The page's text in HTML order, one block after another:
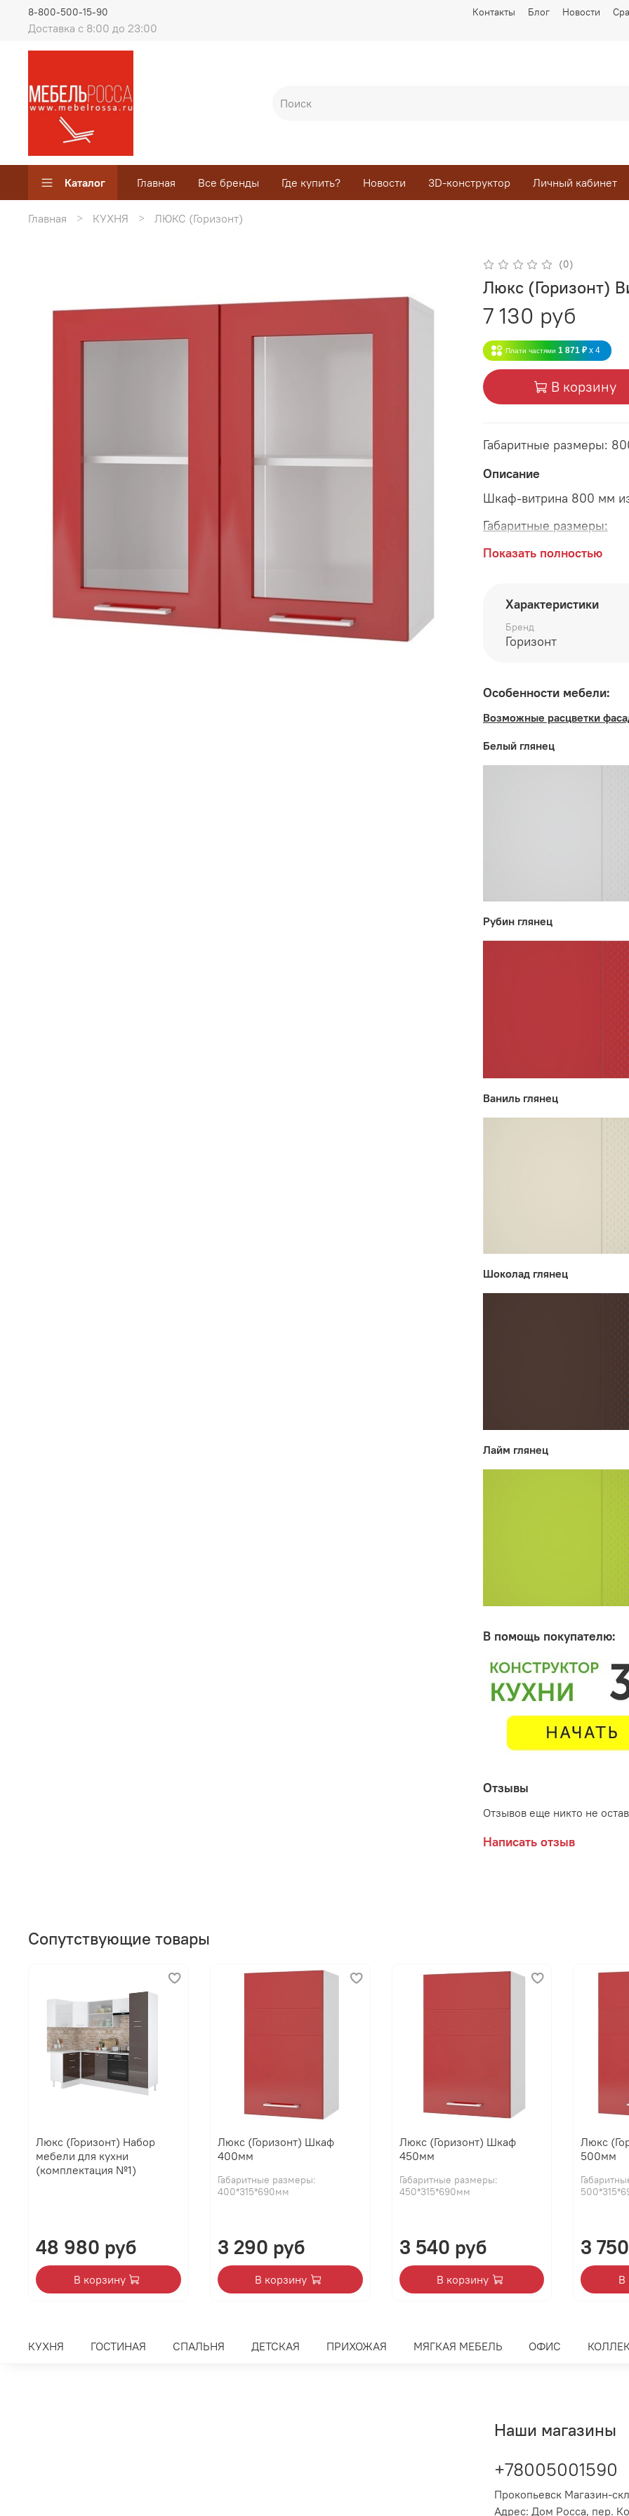
Контакты Блог Новости
Доставка с 8:00 до 23:00
8-800-500-15-90
Каталог Главная Все бренды Где купить? Новости 3D-конструктор Личный кабинет
Главная КУХНЯ ЛЮКС (Горизонт)
(0)
Люкс (Горизонт)
7 130 руб
Плати частями 1 871 ₽ x 4
В корзину
Габаритные размеры:
Описание
Шкаф-витрина 800 мм
Габаритные размеры:
длина 800 мм
высота 690 мм
Возможные расцветки
глянец, Шоколад
Производитель:
Мебельная фабрика
Показать полностью
Характеристики
Бренд
Горизонт
Особенности мебели:
Возможные расцветки
Белый глянец
Рубин глянец
Ваниль глянец
Шоколад глянец
Лайм глянец
В помощь покупателю:
Отзывы
Отзывов еще никто не
Написать отзыв
Сопутствующие товары
Люкс (Горизонт) Набор
мебели для кухни
(комплектация №1)
48 980 руб
В корзину
Люкс (Горизонт) Шкаф
400мм
Габаритные размеры:
400*315*690мм
3 290 руб
В корзину
Люкс (Горизонт) Шкаф
450мм
Габаритные размеры:
450*315*690мм
3 540 руб
В корзину
Люкс
500мм
3
В
КУХНЯ ГОСТИНАЯ СПАЛЬНЯ ДЕТСКАЯ ПРИХОЖАЯ МЯГКАЯ МЕБЕЛЬ ОФИС
Наши магазины
+78005001590
Прокопьевск Магазин-
Адрес: Дом Росса, пер.